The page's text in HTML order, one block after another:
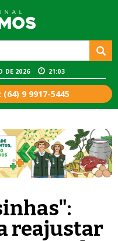
DE 2026 21:03
(64) 9 9917-5445
reajustar